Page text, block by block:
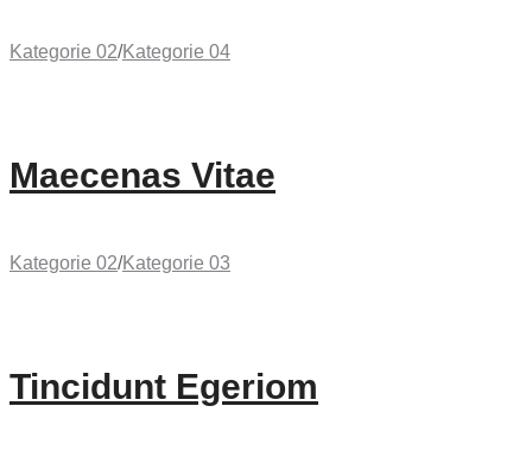
Kategorie 02/Kategorie 04
Maecenas Vitae
Kategorie 02/Kategorie 03
Tincidunt Egeriom